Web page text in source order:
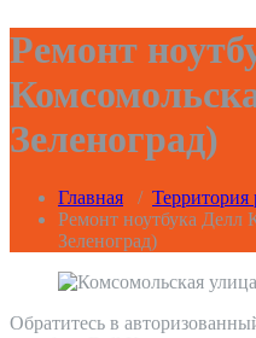
Ремонт
Зеленоград)
Главная / Территория
Ремонт ноутбука Делл
Зеленоград)
Обратитесь в